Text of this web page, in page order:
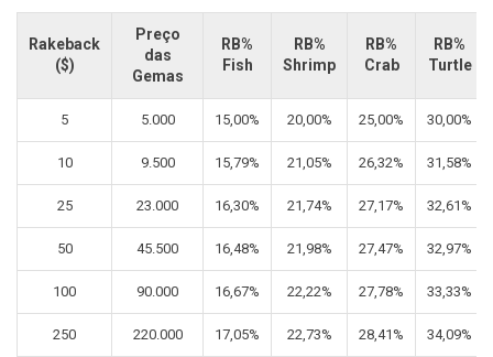
Rakeback
($)
Preço
das
Gemas
RB%
Fish
RB%
Shrimp
RB%
Crab
RB%
Turtle
5 5.000 15,00% 20,00% 25,00% 30,00%
10 9.500 15,79% 21,05% 26,32% 31,58%
25 23.000 16,30% 21,74% 27,17% 32,61%
50 45.500 16,48% 21,98% 27,47% 32,97%
100 90.000 16,67% 22,22% 27,78% 33,33%
250 220.000 17,05% 22,73% 28,41% 34,09%